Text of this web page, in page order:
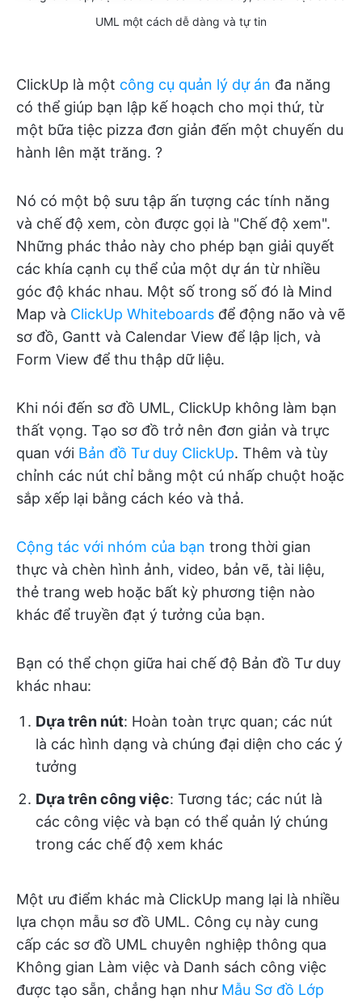
UML một cách dễ dàng và tự tin
ClickUp là một công cụ quản lý dự án đa năng
có thể giúp bạn lập kế hoạch cho mọi thứ, từ
một bữa tiệc pizza đơn giản đến một chuyến du
hành lên mặt trăng. ?
Nó có một bộ sưu tập ấn tượng các tính năng
và chế độ xem, còn được gọi là "Chế độ xem".
Những phác thảo này cho phép bạn giải quyết
các khía cạnh cụ thể của một dự án từ nhiều
góc độ khác nhau. Một số trong số đó là Mind
Map và ClickUp Whiteboards để động não và vẽ
sơ đồ, Gantt và Calendar View để lập lịch, và
Form View để thu thập dữ liệu.
Khi nói đến sơ đồ UML, ClickUp không làm bạn
thất vọng. Tạo sơ đồ trở nên đơn giản và trực
quan với Bản đồ Tư duy ClickUp. Thêm và tùy
chỉnh các nút chỉ bằng một cú nhấp chuột hoặc
sắp xếp lại bằng cách kéo và thả.
Cộng tác với nhóm của bạn trong thời gian
thực và chèn hình ảnh, video, bản vẽ, tài liệu,
thẻ trang web hoặc bất kỳ phương tiện nào
khác để truyền đạt ý tưởng của bạn.
Bạn có thể chọn giữa hai chế độ Bản đồ Tư duy
khác nhau:
Dựa trên nút: Hoàn toàn trực quan; các nút
là các hình dạng và chúng đại diện cho các ý
tưởng
Dựa trên công việc: Tương tác; các nút là
các công việc và bạn có thể quản lý chúng
trong các chế độ xem khác
Một ưu điểm khác mà ClickUp mang lại là nhiều
lựa chọn mẫu sơ đồ UML. Công cụ này cung
cấp các sơ đồ UML chuyên nghiệp thông qua
Không gian Làm việc và Danh sách công việc
được tạo sẵn, chẳng hạn như Mẫu Sơ đồ Lớp